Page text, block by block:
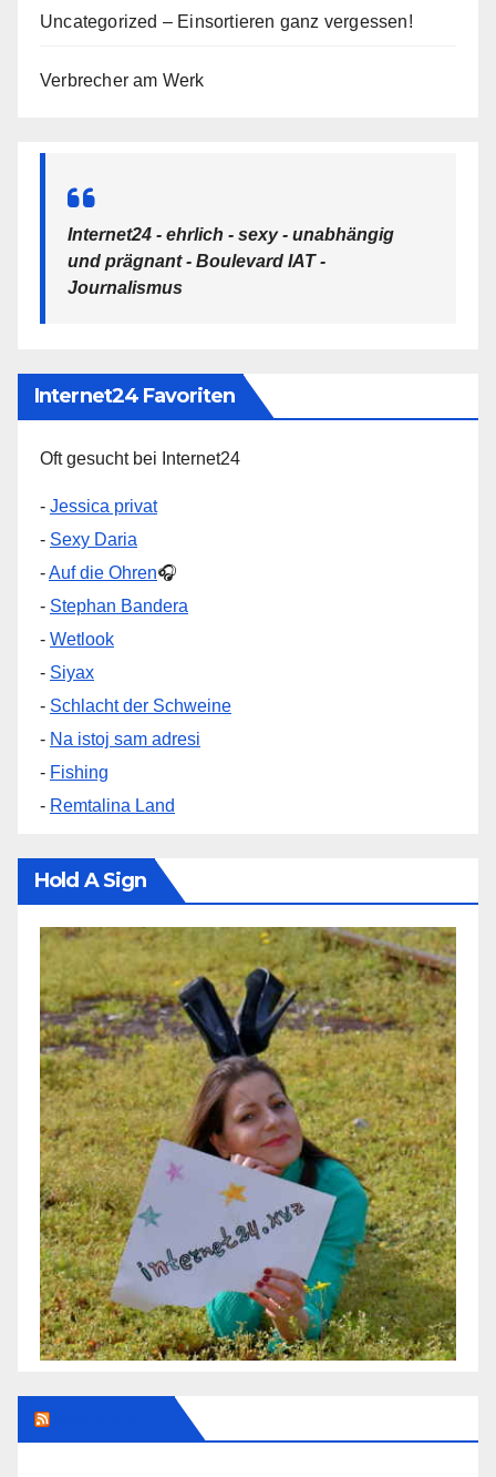
Uncategorized – Einsortieren ganz vergessen!
Verbrecher am Werk
Internet24 - ehrlich - sexy - unabhängig
und prägnant - Boulevard IAT -
Journalismus
Internet24 Favoriten
Oft gesucht bei Internet24
- Jessica privat
- Sexy Daria
-Auf die Ohren🎧
- Stephan Bandera
- Wetlook
- Siyax
- Schlacht der Schweine
- Na istoj sam adresi
- Fishing
- Remtalina Land
Hold A Sign